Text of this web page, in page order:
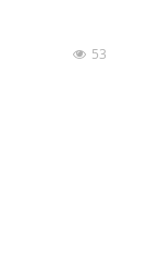
53